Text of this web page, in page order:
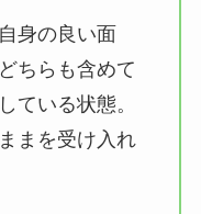
身の良い面
ちらも含めて
ている状態。
まを受け入れ